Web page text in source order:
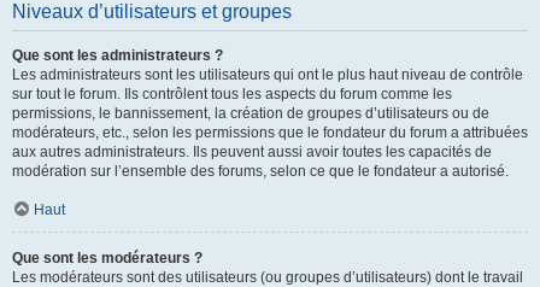
Niveaux d’utilisateurs et groupes
Que sont les administrateurs ?
Les administrateurs sont les utilisateurs qui ont le plus haut niveau de contrôle
sur tout le forum. Ils contrôlent tous les aspects du forum comme les
permissions, le bannissement, la création de groupes d’utilisateurs ou de
modérateurs, etc., selon les permissions que le fondateur du forum a attribuées
aux autres administrateurs. Ils peuvent aussi avoir toutes les capacités de
modération sur l’ensemble des forums, selon ce que le fondateur a autorisé.
Haut
Que sont les modérateurs ?
Les modérateurs sont des utilisateurs (ou groupes d’utilisateurs) dont le travail